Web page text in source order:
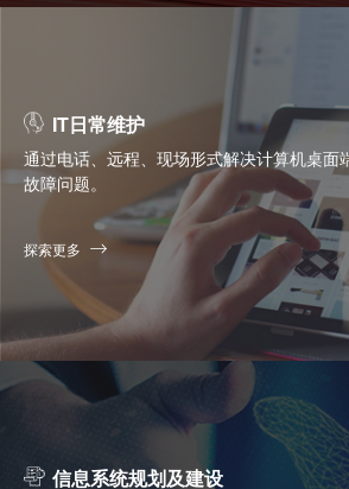
IT日常维护
通过电话、远程、现场形式解决计算机桌面
故障问题。
探索更多
信息系统规划及建设